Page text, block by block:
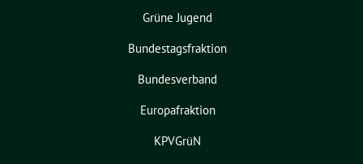
Grüne Jugend
Bundestagsfraktion
Bundesverband
Europafraktion
KPVGrüN